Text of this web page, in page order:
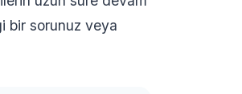
bir sorunuz veya